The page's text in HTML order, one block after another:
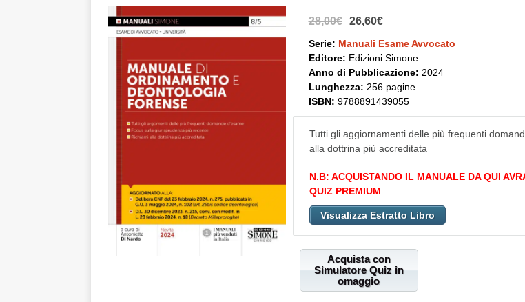
28,00€ 26,60€
Serie: Manuali Esame Avvocato
Editore: Edizioni Simone
Anno di Pubblicazione: 2024
Lunghezza: 256 pagine
ISBN: 9788891439055
Tutti gli aggiornamenti delle più frequenti
alla dottrina più accreditata
N.B: ACQUISTANDO IL MANUALE DA QUI
QUIZ PREMIUM
Visualizza Estratto Libro
Acquista con
Simulatore Quiz in
omaggio